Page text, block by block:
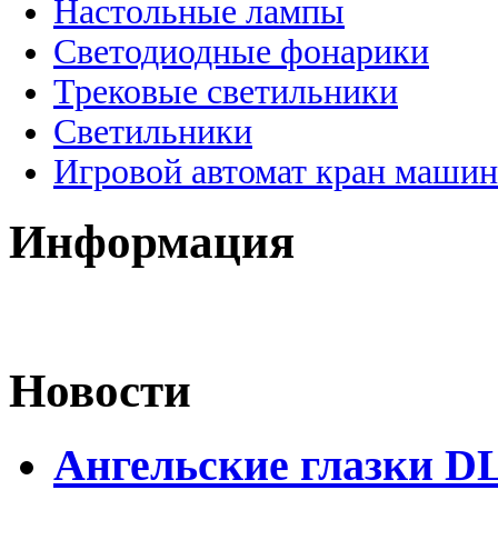
Настольные лампы
Светодиодные фонарики
Трековые светильники
Светильники
Игровой автомат кран
Информация
Новости
Ангельские глазки